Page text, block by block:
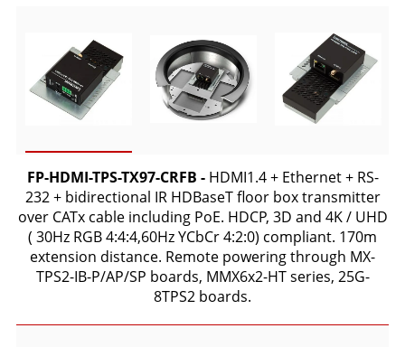
FP-HDMI-TPS-TX97-CRFB - HDMI1.4 + Ethernet + RS-
232 + bidirectional IR HDBaseT floor box transmitter
over CATx cable including PoE. HDCP, 3D and 4K / UHD
( 30Hz RGB 4:4:4,60Hz YCbCr 4:2:0) compliant. 170m
extension distance. Remote powering through MX-
TPS2-IB-P/AP/SP boards, MMX6x2-HT series, 25G-
8TPS2 boards.